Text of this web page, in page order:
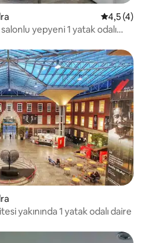
54,5 (4)
yepyeni 1 yatak odalı
yakınında 1 yatak odalı daire